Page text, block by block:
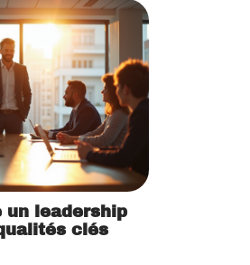
un leadership
clés